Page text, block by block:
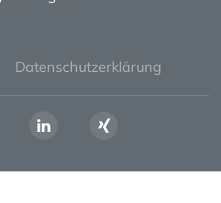
Datenschutzerklärung